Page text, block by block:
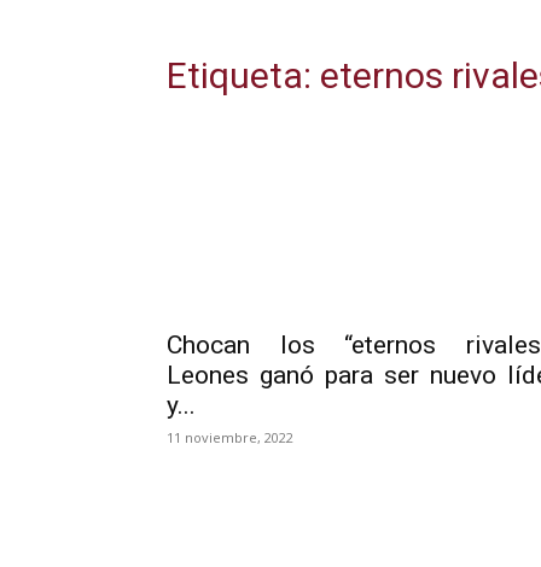
Etiqueta: eternos
Chocan los “eternos
Leones ganó para ser nuevo
y...
11 noviembre, 2022